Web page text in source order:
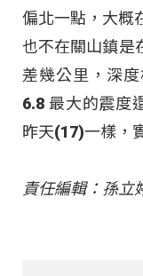
偏北一點，大概
也不在關山鎮是
差幾公里，深
6.8 最大的震度
昨天(17)一樣，
責任編輯：孫立